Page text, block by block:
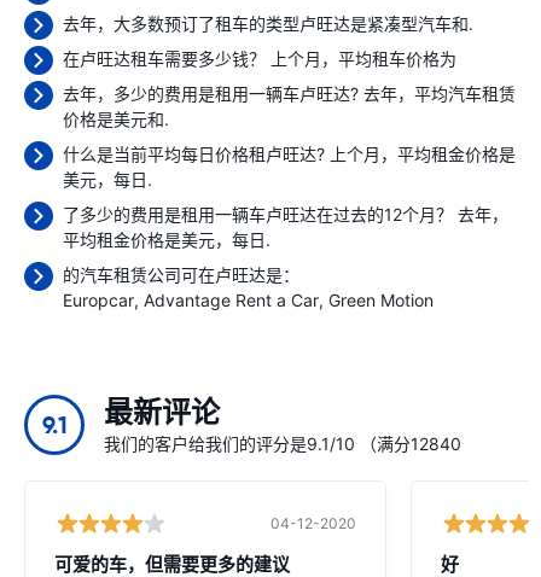
去年，大多数预订了租车的类型卢旺达是紧凑型汽车和.
在卢旺达租车需要多少钱？ 上个月，平均租车价格为
去年，多少的费用是租用一辆车卢旺达? 去年，平均汽车租赁
价格是美元和.
什么是当前平均每日价格租卢旺达? 上个月，平均租金价格是
美元，每日.
了多少的费用是租用一辆车卢旺达在过去的12个月？ 去年，
平均租金价格是美元，每日.
的汽车租赁公司可在卢旺达是：
Europcar Advantage Rent a Car Green Motion
9.1 最新评论
我们的客户给我们的评分是9.1/10 （满分12840
04-12-2020
可爱的车，但需要更多的建议 好